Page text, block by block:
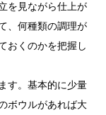
を見ながら仕上が
、何種類の調理が
おくのかを把握し
す。基本的に少量
ボウルがあれば大